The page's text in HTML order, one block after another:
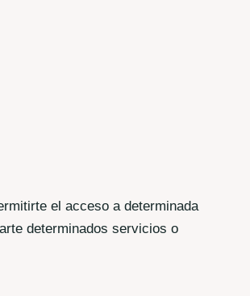
el acceso a determinada
determinados servicios o